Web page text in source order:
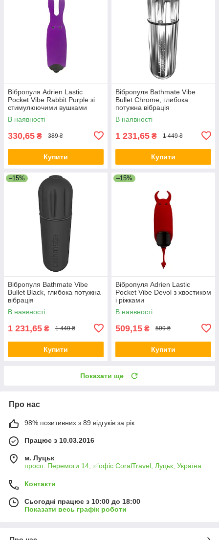
Вібропуля Adrien Lastic
Pocket Vibe Rabbit Purple зі
стимулюючими вушками
В наявності
330,65 ₴ 389 ₴
Купити
Вібропуля Bathmate Vibe
Bullet Chrome, глибока
потужна вібрація
В наявності
1 231,65 ₴ 1 449 ₴
Купити
–15%
Вібропуля Bathmate Vibe
Bullet Black, глибока потужна
вібрація
В наявності
1 231,65 ₴ 1 449 ₴
Купити
–15%
Вібропуля Adrien Lastic
Pocket Vibe Devol з хвостиком
і ріжками
В наявності
509,15 ₴ 599 ₴
Купити
Показати ще
Про нас
98% позитивних з 89 відгуків за рік
Працює з 10.03.2016
м. Луцьк
просп. Перемоги 14, ✅офіс CoralTravel, Луцьк, Україна
Контакти
Сьогодні працює з 10:00 до 18:00
Показати весь графік роботи